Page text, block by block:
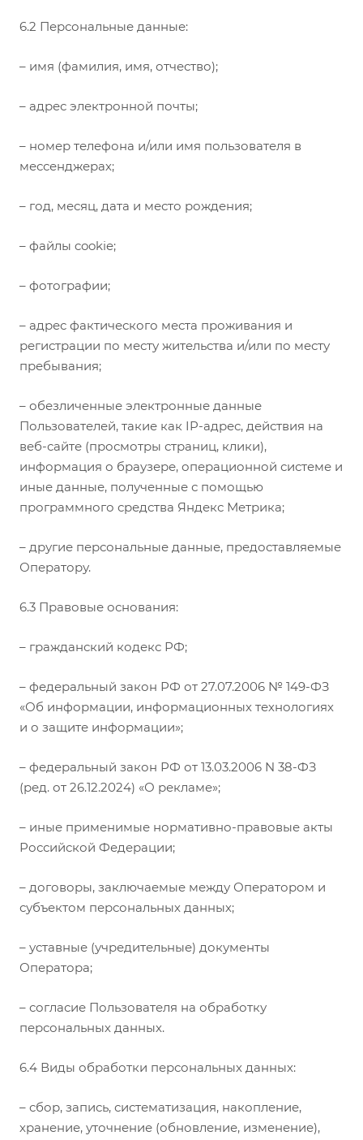
6.2 Персональные данные:
– имя (фамилия, имя, отчество);
– адрес электронной почты;
– номер телефона и/или имя пользователя в
мессенджерах;
– год, месяц, дата и место рождения;
– файлы cookie;
– фотографии;
– адрес фактического места проживания и
регистрации по месту жительства и/или по месту
пребывания;
– обезличенные электронные данные
Пользователей, такие как IP-адрес, действия на
веб-сайте (просмотры страниц, клики),
информация о браузере, операционной системе и
иные данные, полученные с помощью
программного средства Яндекс Метрика;
– другие персональные данные, предоставляемые
Оператору.
6.3 Правовые основания:
– гражданский кодекс РФ;
– федеральный закон РФ от 27.07.2006 № 149-ФЗ
«Об информации, информационных технологиях
и о защите информации»;
– федеральный закон РФ от 13.03.2006 N 38-ФЗ
(ред. от 26.12.2024) «О рекламе»;
– иные применимые нормативно-правовые акты
Российской Федерации;
– договоры, заключаемые между Оператором и
субъектом персональных данных;
– уставные (учредительные) документы
Оператора;
– согласие Пользователя на обработку
персональных данных.
6.4 Виды обработки персональных данных:
– сбор, запись, систематизация, накопление,
хранение, уточнение (обновление, изменение),